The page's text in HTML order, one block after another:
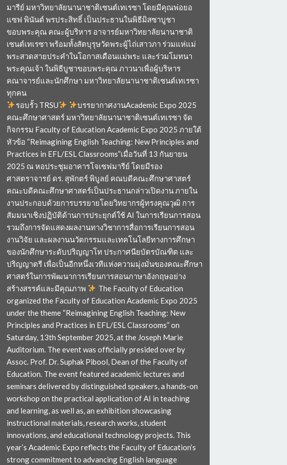
มารีย์ มหาวิทยาลัยนานาชาติเซนต์เทเรซา โดยมีคุณพ่อยอ
แซฟ พินันต์ พรประสิทธิ์ เป็นประธานในพิธีมิสซาบูชา
ขอบพระคุณ คณะผู้บริหาร อาจารย์มหาวิทยาลัยนานาชาติ
เซนต์เทเรซา พร้อมทั้งสัตบุรุษวัดพระผู้ไถ่เสาวภา ร่วมแห่แม่
พระสวดสายประคำในโอกาสเดือนแม่พระ และร่วมโมทนา
พระคุณเจ้า ในพิธีบูชาขอบพระคุณ ภาวนาเพื่อผู้บริหาร
คณาจารย์และนักศึกษา มหาวิทยาลัยนานาชาติเซนต์เทเรซา
ทุกคน
รอบรั้ว TRSU
บรรยากาศงานAcademic Expo 2025
คณะศึกษาศาสตร์ มหาวิทยาลัยนานาชาติเซนต์เทเรซา จัด
กิจกรรม Faculty of Education Academic Expo 2025 ภายใต้
หัวข้อ “Reimagining English Teaching: New Principles and
Practices in EFL/ESL Classrooms”เมื่อวันที่ 13 กันยายน
2025 ณ หอประชุมอาคารโจเซฟมารีย์ โดยมีรอง
ศาสตราจารย์ ดร. สุพักตร์ พิบูลย์ คณบดีคณะศึกษาศาสตร์
คณะบดีคณะศึกษาศาสตร์เป็นประธานกล่าวเปิดงาน ภายใน
งานประกอบด้วยการบรรยายโดยวิทยากรผู้ทรงคุณวุฒิ การ
สัมมนาเชิงปฏิบัติด้านการประยุกต์ใช้ AI ในการเรียนการสอน
รวมถึงการจัดแสดงผลงานทางวิชาการสื่อการเรียนการสอน
งานวิจัย และผลงานนวัตกรรมและเทคโนโลยีทางการศึกษา
ของนักศึกษาระดับปริญญาโท ประกาศนียบัตรบัณฑิต และ
ปริญญาตรี เพื่อเป็นอีกหนึ่งเวทีแห่งความมุ่งมั่นของคณะศึกษา
ศาสตร์ในการพัฒนาการเรียนการสอนภาษาอังกฤษอย่าง
สร้างสรรค์และมีคุณภาพ
The Faculty of Education
organized the Faculty of Education Academic Expo 2025
under the theme “Reimagining English Teaching: New
Principles and Practices in EFL/ESL Classrooms” on
Saturday, 13th September 2025, at the Joseph Marie
Auditorium. The event was officially presided over by
Assoc. Prof. Dr. Suphak Pibool, Dean of the Faculty of
Education. The event featured academic lectures and
seminars delivered by distinguished speakers, a hands-on
workshop on the practical application of AI in teaching
and learning, as well as, an exhibition showcasing
instructional materials, research works, student
innovations, and educational technology projects. This
year’s Academic Expo reflects the Faculty of Education’s
strong commitment to advancing English language